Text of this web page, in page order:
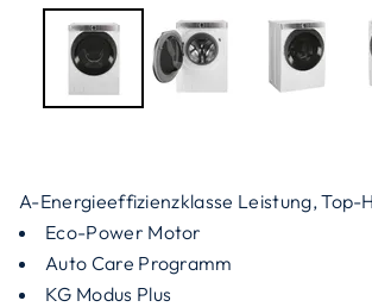
A-Energieeffizienzklasse Leistung, Top-
Eco-Power Motor
Auto Care Programm
KG Modus Plus